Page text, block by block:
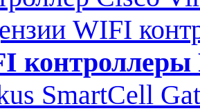
WIFI
контроллеры
SmartCell